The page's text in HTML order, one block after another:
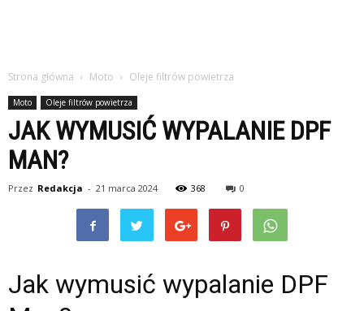
Strona główna Moto Oleje filtrów powietrza
Moto Oleje filtrów powietrza
JAK WYMUSIĆ WYPALANIE DPF
MAN?
Przez Redakcja - 21 marca 2024 368 0
Jak wymusić wypalanie DPF